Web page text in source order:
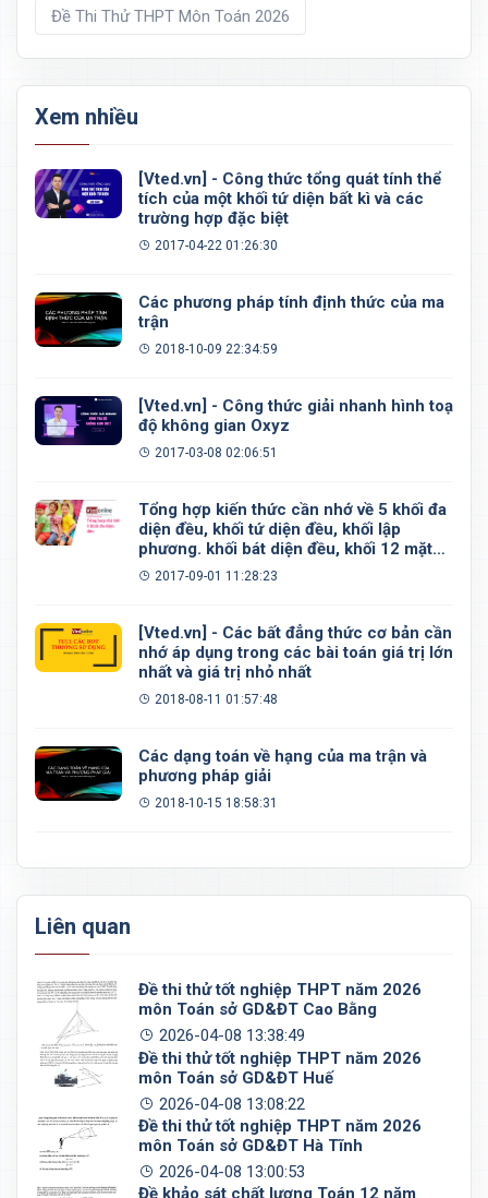
Đề Thi Thử THPT Môn Toán 2026
Xem nhiều
[Vted.vn] - Công thức tổng quát tính thể
tích của một khối tứ diện bất kì và các
trường hợp đặc biệt
2017-04-22 01:26:30
Các phương pháp tính định thức của ma
trận
2018-10-09 22:34:59
[Vted.vn] - Công thức giải nhanh hình toạ
độ không gian Oxyz
2017-03-08 02:06:51
Tổng hợp kiến thức cần nhớ về 5 khối đa
diện đều, khối tứ diện đều, khối lập
phương. khối bát diện đều, khối 12 mặt
đều, khối 20 mặt đều
2017-09-01 11:28:23
[Vted.vn] - Các bất đẳng thức cơ bản cần
nhớ áp dụng trong các bài toán giá trị lớn
nhất và giá trị nhỏ nhất
2018-08-11 01:57:48
Các dạng toán về hạng của ma trận và
phương pháp giải
2018-10-15 18:58:31
Liên quan
Đề thi thử tốt nghiệp THPT năm 2026
môn Toán sở GD&ĐT Cao Bằng
2026-04-08 13:38:49
Đề thi thử tốt nghiệp THPT năm 2026
môn Toán sở GD&ĐT Huế
2026-04-08 13:08:22
Đề thi thử tốt nghiệp THPT năm 2026
môn Toán sở GD&ĐT Hà Tĩnh
2026-04-08 13:00:53
Đề khảo sát chất lượng Toán 12 năm